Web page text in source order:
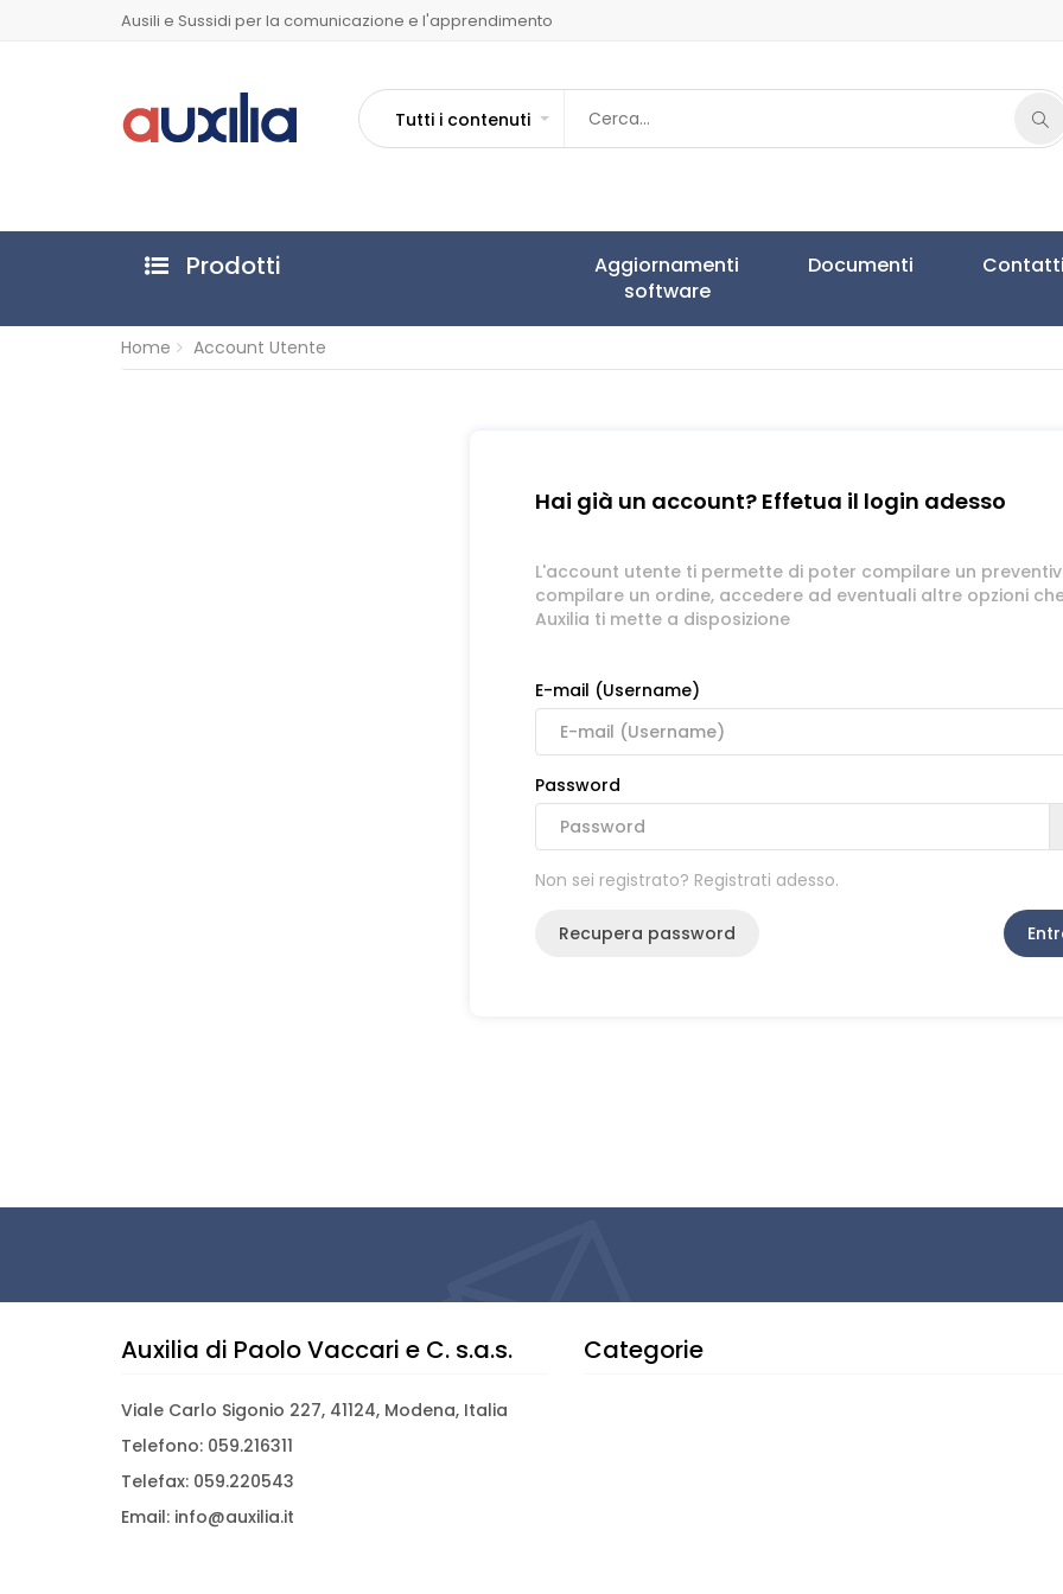
Ausili e Sussidi per la comunicazione e l'apprendimento
Tutti i contenuti
Prodotti
Aggiornamenti
software
Documenti Contatti
Home Account Utente
Hai già un account? Effetua il login adesso
L'account utente ti permette di poter compilare un
compilare un ordine, accedere ad eventuali altre opzioni
Auxilia ti mette a disposizione
E-mail (Username)
Password
Non sei registrato? Registrati adesso.
Recupera password
Auxilia di Paolo Vaccari e C. s.a.s.
Viale Carlo Sigonio 227, 41124, Modena, Italia
Telefono: 059.216311
Telefax: 059.220543
Email: info@auxilia.it
Categorie